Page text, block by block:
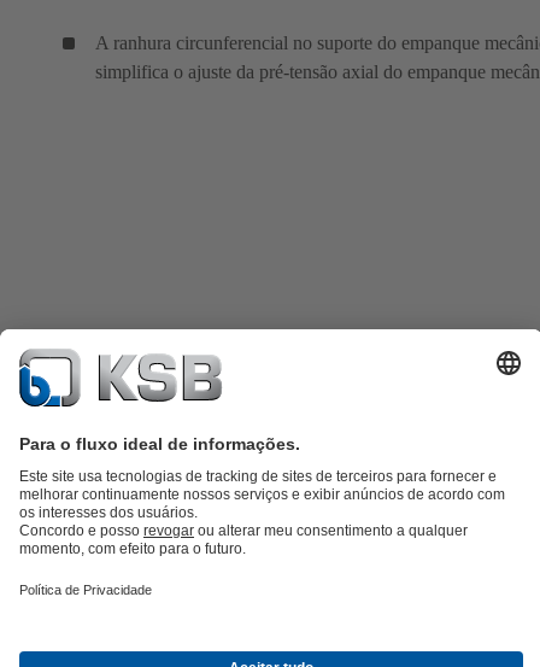
A ranhura circunferencial no suporte do empanque
simplifica o ajuste da pré-tensão axial do empanque
Catálogo de produtosKSB SupremeServ: peças sobressalentes
SupremeServ: assistência premium para bombas e válvulas
Águas ResiduaisAbastecimento de Água
KSB Portugal • Venha Conhecer-nos melhorEventosInformações